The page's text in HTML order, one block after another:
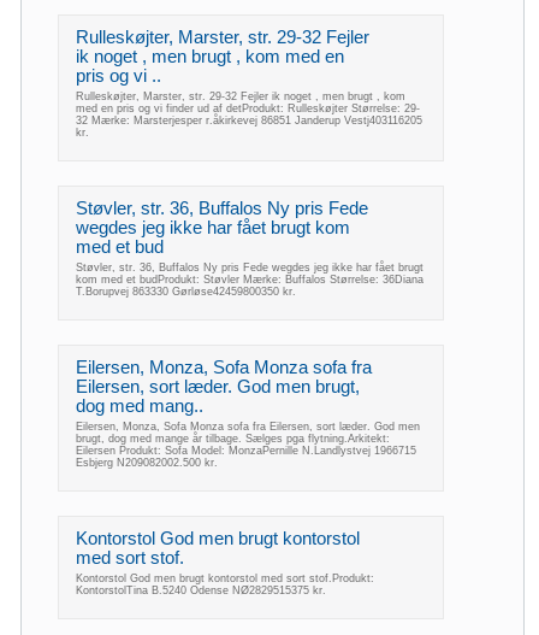
Rulleskøjter, Marster, str. 29-32 Fejler
ik noget , men brugt , kom med en
pris og vi ..
Rulleskøjter, Marster, str. 29-32 Fejler ik noget , men brugt , kom
med en pris og vi finder ud af detProdukt: Rulleskøjter Størrelse: 29-
32 Mærke: Marsterjesper r.åkirkevej 86851 Janderup Vestj403116205
kr.
Støvler, str. 36, Buffalos Ny pris Fede
wegdes jeg ikke har fået brugt kom
med et bud
Støvler, str. 36, Buffalos Ny pris Fede wegdes jeg ikke har fået brugt
kom med et budProdukt: Støvler Mærke: Buffalos Størrelse: 36Diana
T.Borupvej 863330 Gørløse42459800350 kr.
Eilersen, Monza, Sofa Monza sofa fra
Eilersen, sort læder. God men brugt,
dog med mang..
Eilersen, Monza, Sofa Monza sofa fra Eilersen, sort læder. God men
brugt, dog med mange år tilbage. Sælges pga flytning.Arkitekt:
Eilersen Produkt: Sofa Model: MonzaPernille N.Landlystvej 1966715
Esbjerg N209082002.500 kr.
Kontorstol God men brugt kontorstol
med sort stof.
Kontorstol God men brugt kontorstol med sort stof.Produkt:
KontorstolTina B.5240 Odense NØ2829515375 kr.